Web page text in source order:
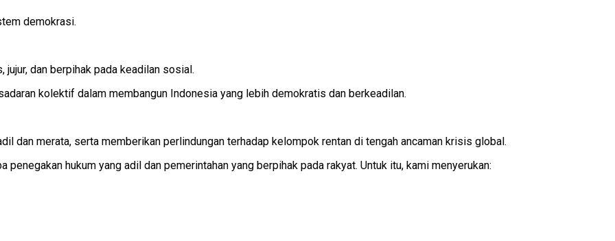
demokrasi.
dan berpihak pada keadilan sosial.
kolektif dalam membangun Indonesia yang lebih demokratis dan berkeadilan.
dan merata, serta memberikan perlindungan terhadap kelompok rentan di tengah ancaman krisis global.
hukum yang adil dan pemerintahan yang berpihak pada rakyat. Untuk itu, kami menyerukan: